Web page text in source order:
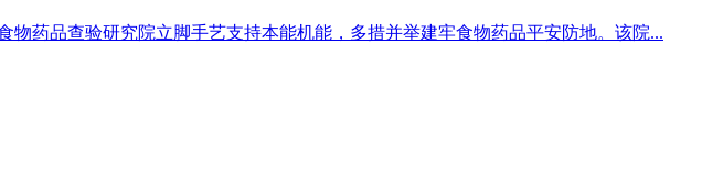
物药品查验研究院立脚手艺支持本能机能，多措并举建牢食物药品平安防地。该院...